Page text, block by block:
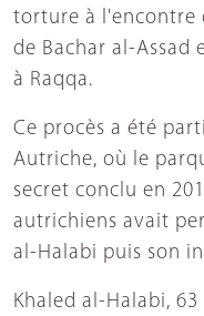
torture à l'encontre
de Bachar al-Assad
à Raqqa.
Ce procès a été
Autriche, où le
secret conclu en
autrichiens avait
al-Halabi puis son
Khaled al-Halabi,